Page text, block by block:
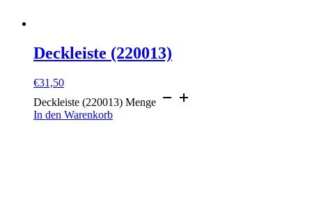
Deckleiste (220013)
€31,50
Deckleiste (220013) Menge
In den Warenkorb